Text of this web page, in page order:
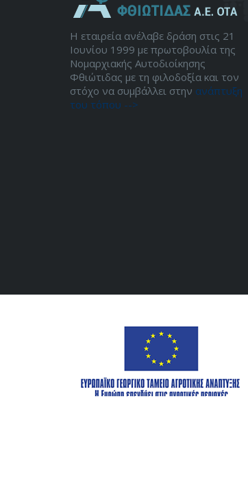
Η εταιρεία ανέλαβε δράση στις 21
Ιουνίου 1999 με πρωτοβουλία της
Νομαρχιακής Αυτοδιοίκησης
Φθιώτιδας με τη φιλοδοξία και τον
στόχο να συμβάλλει στην ανάπτυξη
του τόπου -->